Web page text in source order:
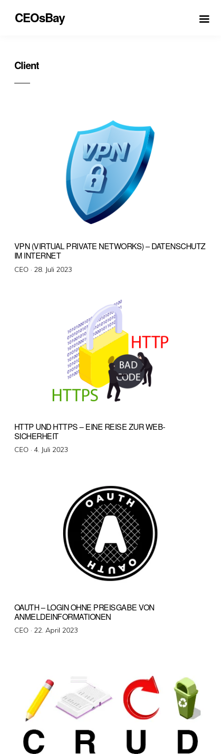
CEOsBay
Client
VPN (VIRTUAL PRIVATE NETWORKS) – DATENSCHUTZ
IM INTERNET
CEO · Veröffentlicht
28. Juli 2023
HTTP UND HTTPS – EINE REISE ZUR WEB-
SICHERHEIT
CEO · Veröffentlicht
4. Juli 2023
OAUTH – LOGIN OHNE PREISGABE VON
ANMELDEINFORMATIONEN
CEO · Veröffentlicht
22. April 2023